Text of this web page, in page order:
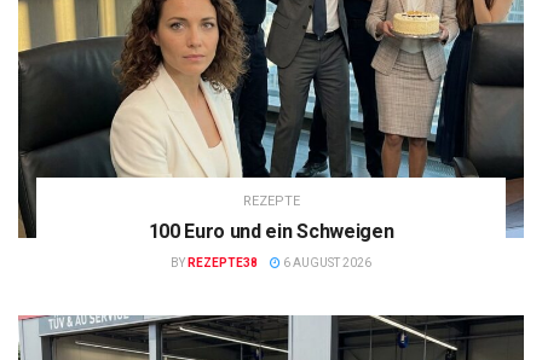
REZEPTE
100 Euro und ein Schweigen
BY REZEPTE38 6 AUGUST 2026